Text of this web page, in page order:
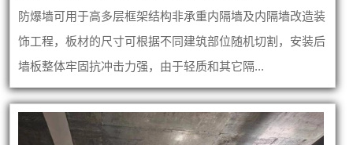
防爆墙可用于高多层框架结构非承重内隔墙及内隔墙改造装
饰工程，板材的尺寸可根据不同建筑部位随机切割，安装后
墙板整体牢固抗冲击力强，由于轻质和其它隔...